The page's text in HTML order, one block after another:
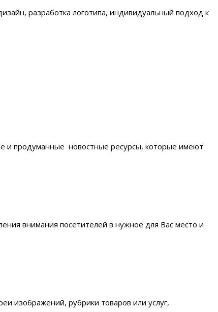
разработка логотипа, индивидуальный подход к
и продуманные новостные ресурсы, которые имеют
внимания посетителей в нужное для Вас место и
изображений, рубрики товаров или услуг,